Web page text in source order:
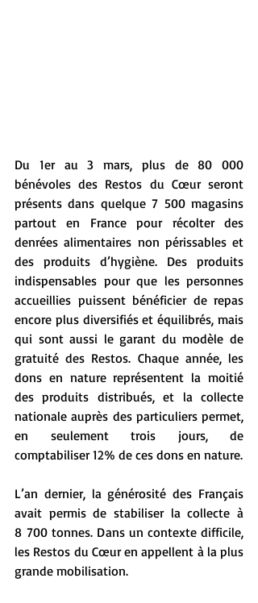
Du 1er au 3 mars, plus de 80 000
bénévoles des Restos du Cœur seront
présents dans quelque 7 500 magasins
partout en France pour récolter des
denrées alimentaires non périssables et
des produits d’hygiène. Des produits
indispensables pour que les personnes
accueillies puissent bénéficier de repas
encore plus diversifiés et équilibrés, mais
qui sont aussi le garant du modèle de
gratuité des Restos. Chaque année, les
dons en nature représentent la moitié
des produits distribués, et la collecte
nationale auprès des particuliers permet,
en seulement trois jours, de
comptabiliser 12% de ces dons en nature.
L’an dernier, la générosité des Français
avait permis de stabiliser la collecte à
8 700 tonnes. Dans un contexte difficile,
les Restos du Cœur en appellent à la plus
grande mobilisation.